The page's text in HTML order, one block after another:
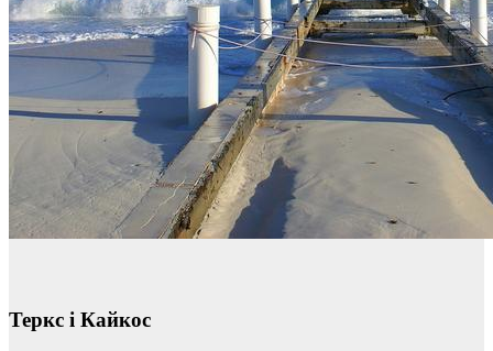
Теркс і Кайкос